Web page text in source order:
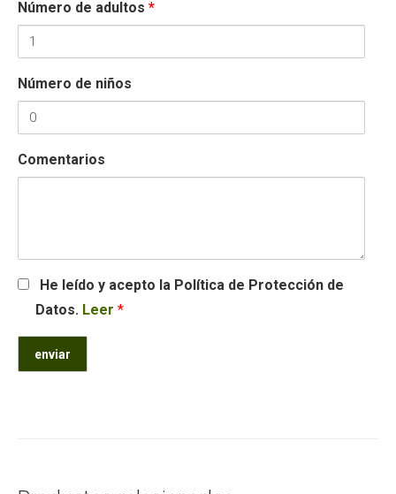
Número de adultos *
Número de niños
Comentarios
He leído y acepto la Política de Protección de
Datos. Leer *